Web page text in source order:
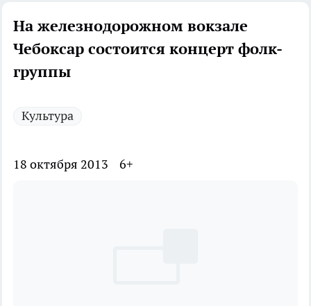
На железнодорожном вокзале
Чебоксар состоится концерт фолк-
группы
Культура
18 октября 2013 6+